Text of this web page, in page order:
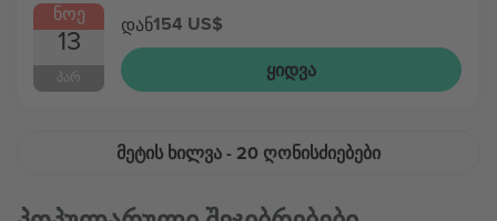
ᲜᲝᲔ
13
ᲞᲐᲠ
დან154 US$
ᲧᲘᲓᲕᲐ
ᲛᲔᲢᲘᲡ ᲮᲘᲚᲕᲐ- 20 ᲦᲝᲜᲘᲡᲫᲘᲔᲑᲔᲑᲘ